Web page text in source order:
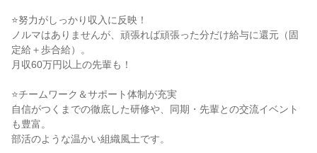
⭐努力がしっかり収入に反映！
ノルマはありませんが、頑張れば頑張った分だけ給与に還元（固
定給＋歩合給）。
月収60万円以上の先輩も！
⭐チームワーク＆サポート体制が充実
自信がつくまでの徹底した研修や、同期・先輩との交流イベント
も豊富。
部活のような温かい組織風土です。